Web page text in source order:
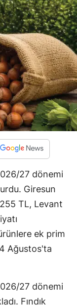
27 dönemi
Giresun
TL, Levant
ek prim
Ağustos'ta
27 dönemi
Fındık